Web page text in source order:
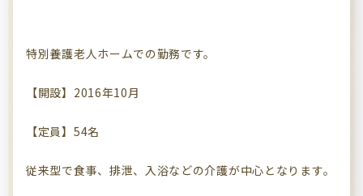
特別養護老人ホームでの勤務です。
【開設】2016年10月
【定員】54名
従来型で食事、排泄、入浴などの介護が中心となります。